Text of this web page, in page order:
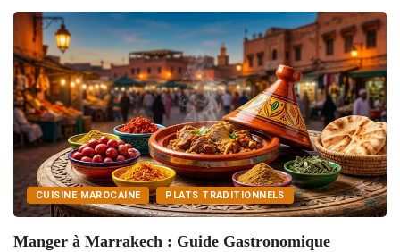
CUISINE MAROCAINE PLATS TRADITIONNELS
Manger à Marrakech : Guide Gastronomique